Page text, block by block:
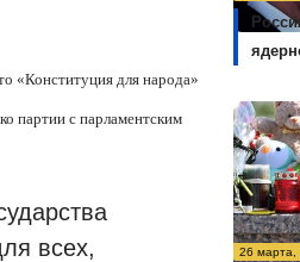
«Конституция для народа»
партии с парламентским
всех,
26 марта,